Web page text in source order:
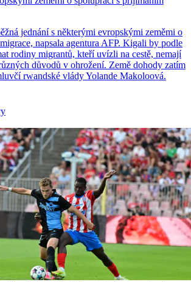
jednání s některými evropskými zeměmi o
napsala agentura AFP. Kigali by podle
rodiny migrantů, kteří uvízli na cestě, nemají
důvodů v ohrožení. Země dohody zatím
rwandské vlády Yolande Makoloová.